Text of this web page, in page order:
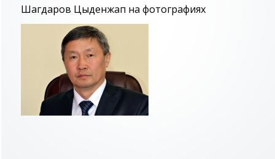
Шагдаров Цыденжап на фотографиях